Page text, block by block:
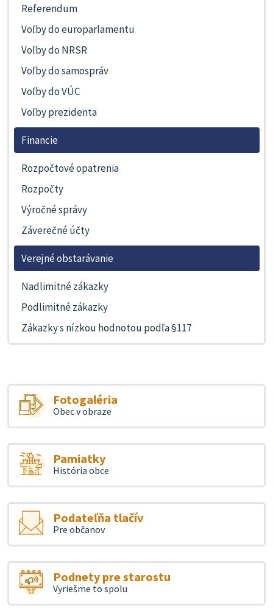
Referendum
Voľby do europarlamentu
Voľby do NRSR
Voľby do samospráv
Voľby do VÚC
Voľby prezidenta
Financie
Rozpočtové opatrenia
Rozpočty
Výročné správy
Záverečné účty
Verejné obstarávanie
Nadlimitné zákazky
Podlimitné zákazky
Zákazky s nízkou hodnotou podľa §117
Fotogaléria
Obec v obraze
Pamiatky
História obce
Podateľňa tlačív
Pre občanov
Podnety pre starostu
Vyriešme to spolu